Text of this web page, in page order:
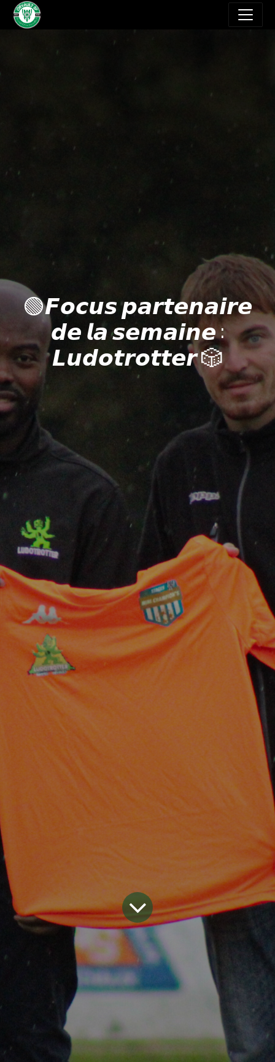
🟢𝙁𝙤𝙘𝙪𝙨 𝙥𝙖𝙧𝙩𝙚𝙣𝙖𝙞𝙧𝙚
𝙙𝙚 𝙡𝙖 𝙨𝙚𝙢𝙖𝙞𝙣𝙚 :
𝙇𝙪𝙙𝙤𝙩𝙧𝙤𝙩𝙩𝙚𝙧 🎲